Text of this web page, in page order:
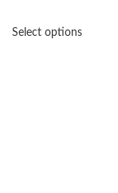
Select options